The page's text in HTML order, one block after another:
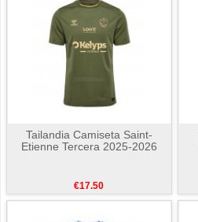
Tailandia Camiseta Saint-
Etienne Tercera 2025-2026
€17.50